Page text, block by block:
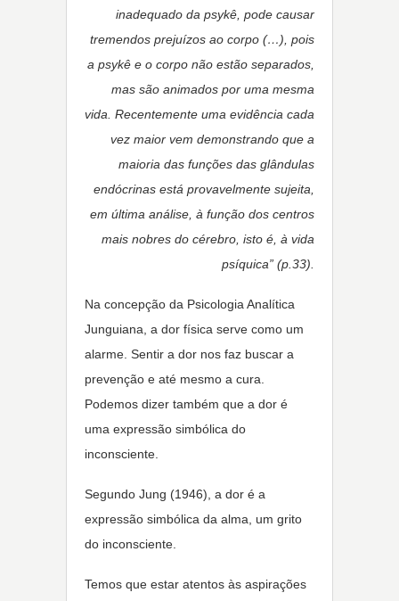
inadequado da psykê, pode causar
tremendos prejuízos ao corpo (…), pois
a psykê e o corpo não estão separados,
mas são animados por uma mesma
vida. Recentemente uma evidência cada
vez maior vem demonstrando que a
maioria das funções das glândulas
endócrinas está provavelmente sujeita,
em última análise, à função dos centros
mais nobres do cérebro, isto é, à vida
psíquica” (p.33).
Na concepção da Psicologia Analítica
Junguiana, a dor física serve como um
alarme. Sentir a dor nos faz buscar a
prevenção e até mesmo a cura.
Podemos dizer também que a dor é
uma expressão simbólica do
inconsciente.
Segundo Jung (1946), a dor é a
expressão simbólica da alma, um grito
do inconsciente.
Temos que estar atentos às aspirações